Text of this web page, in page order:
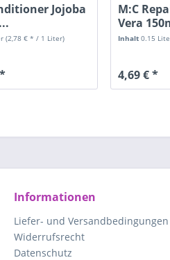
Jojoba
(2,78 € * / 1 Liter)
M:C
Vera
Inhalt0.15
4,69 € *
Informationen
Liefer- und Versandbedingungen
Widerrufsrecht
Datenschutz